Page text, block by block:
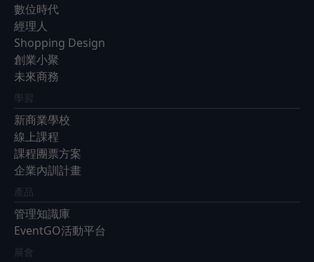
數位時代
經理人
Shopping Design
創業小聚
未來商務
學習
新商業學校
線上課程
課程團票方案
企業內訓計畫
產品
管理知識庫
EventGO活動平台
展會